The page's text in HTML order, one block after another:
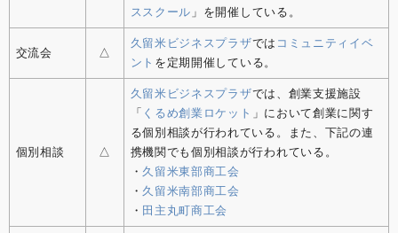
ススクール 」を開催している。
交流会 △
久留米ビジネスプラザでは コミュニティイベ
ント を定期開催している。
個別相談 △
久留米ビジネスプラザでは、創業支援施設
「 くるめ創業ロケット 」において創業に関す
る個別相談が行われている。また、下記の連
携機関でも個別相談が行われている。
・ 久留米東部商工会
・ 久留米南部商工会
・ 田主丸町商工会